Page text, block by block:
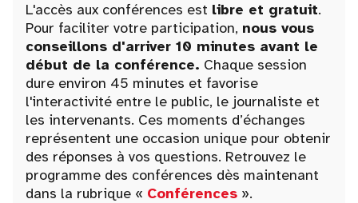
L'accès aux conférences est libre et gratuit.
Pour faciliter votre participation, nous vous
conseillons d'arriver 10 minutes avant le
début de la conférence. Chaque session
dure environ 45 minutes et favorise
l'interactivité entre le public, le journaliste et
les intervenants. Ces moments d’échanges
représentent une occasion unique pour obtenir
des réponses à vos questions. Retrouvez le
programme des conférences dès maintenant
dans la rubrique « Conférences ».